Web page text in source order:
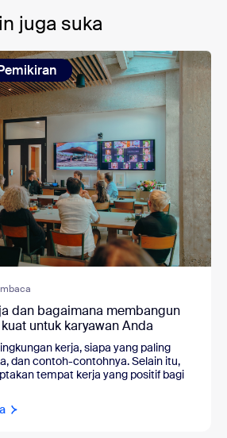
juga suka
dan bagaimana membangun
untuk karyawan Anda
kerja, siapa yang paling
dan contoh-contohnya. Selain itu,
tempat kerja yang positif bagi